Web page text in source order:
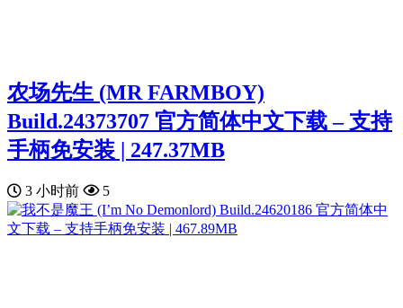
农场先生 (MR FARMBOY)
Build.24373707 官方简体中文下载 – 支持
手柄免安装 | 247.37MB
3 小时前 5